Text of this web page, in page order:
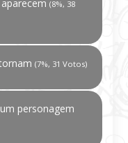
(8%, 38
(7%, 31 Votos)
personagem